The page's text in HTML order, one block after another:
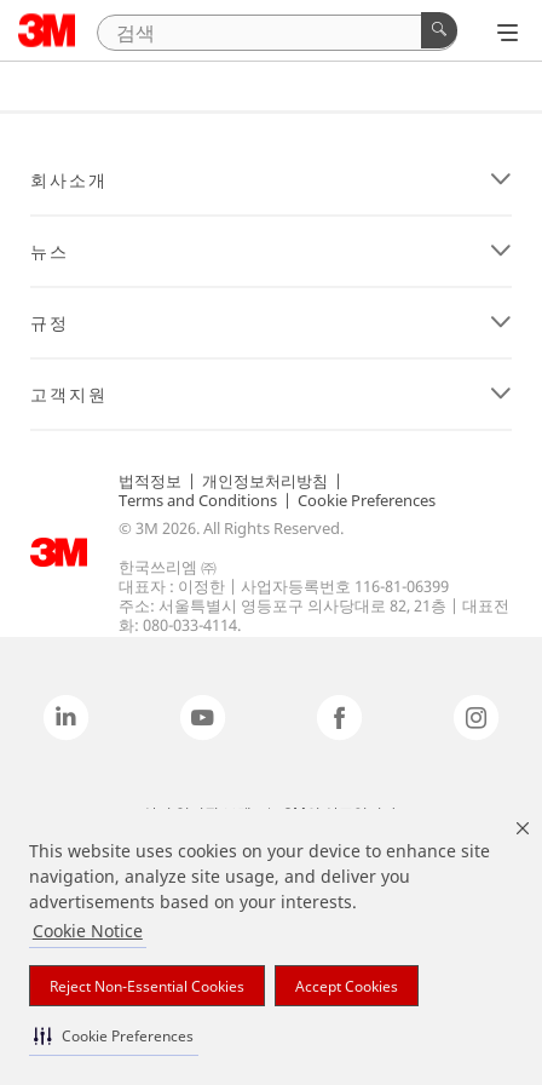
This website uses cookies on your device to enhance site
navigation, analyze site usage, and deliver you
advertisements based on your interests.
Cookie Notice
Reject Non-Essential Cookies Accept Cookies
Cookie Preferences
회사소개
뉴스
규정
고객지원
법적정보 | 개인정보처리방침 |
Terms and Conditions | Cookie Preferences
© 3M 2026. All Rights Reserved.
한국쓰리엠 ㈜
대표자 : 이정한 | 사업자등록번호 116-81-06399
주소: 서울특별시 영등포구 의사당대로 82, 21층 | 대표전
화: 080-033-4114.
상기 열거된 브랜드는 3M의 상표입니다.